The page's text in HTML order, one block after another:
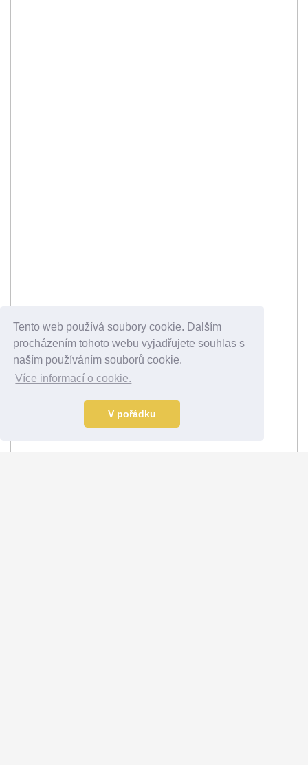
Tento web používá soubory cookie. Dalším
procházením tohoto webu vyjadřujete souhlas s
naším používáním souborů cookie.
Více informací o cookie.
V pořádku